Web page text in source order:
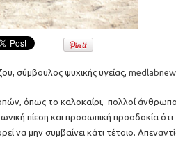
σύμβουλος ψυχικής υγείας,
όπως το καλοκαίρι, πολλοί
πίεση και προσωπική προσδοκία
να μην συμβαίνει κάτι τέτοιο.